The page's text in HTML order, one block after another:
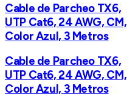
Cable de Parcheo TX6,
UTP Cat6, 24 AWG, CM,
Color Azul, 3 Metros
Cable de Parcheo TX6,
UTP Cat6, 24 AWG, CM,
Color Azul, 3 Metros